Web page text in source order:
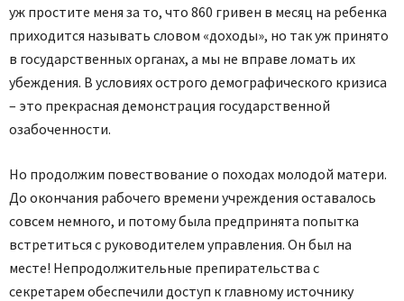
уж простите меня за то, что 860 гривен в месяц на ребенка
приходится называть словом «доходы», но так уж принято
в государственных органах, а мы не вправе ломать их
убеждения. В условиях острого демографического кризиса
– это прекрасная демонстрация государственной
озабоченности.
Но продолжим повествование о походах молодой матери.
До окончания рабочего времени учреждения оставалось
совсем немного, и потому была предпринята попытка
встретиться с руководителем управления. Он был на
месте! Непродолжительные препирательства с
секретарем обеспечили доступ к главному источнику